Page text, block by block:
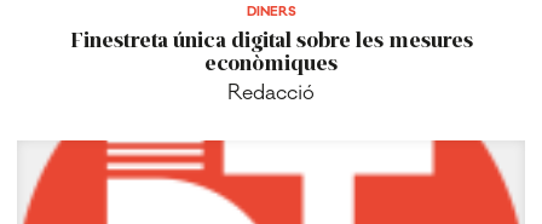
DINERS
Finestreta única digital sobre les mesures
econòmiques
Redacció